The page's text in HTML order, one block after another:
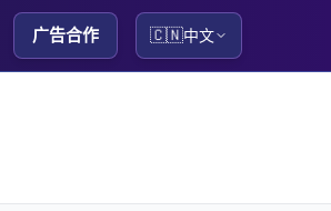
广告合作 🇨🇳中文